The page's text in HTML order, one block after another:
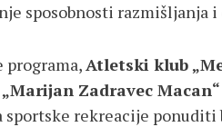
sposobnosti razmišljanja i
programa,Atletski klub
Zadravec Macan“
rekreacije ponuditi